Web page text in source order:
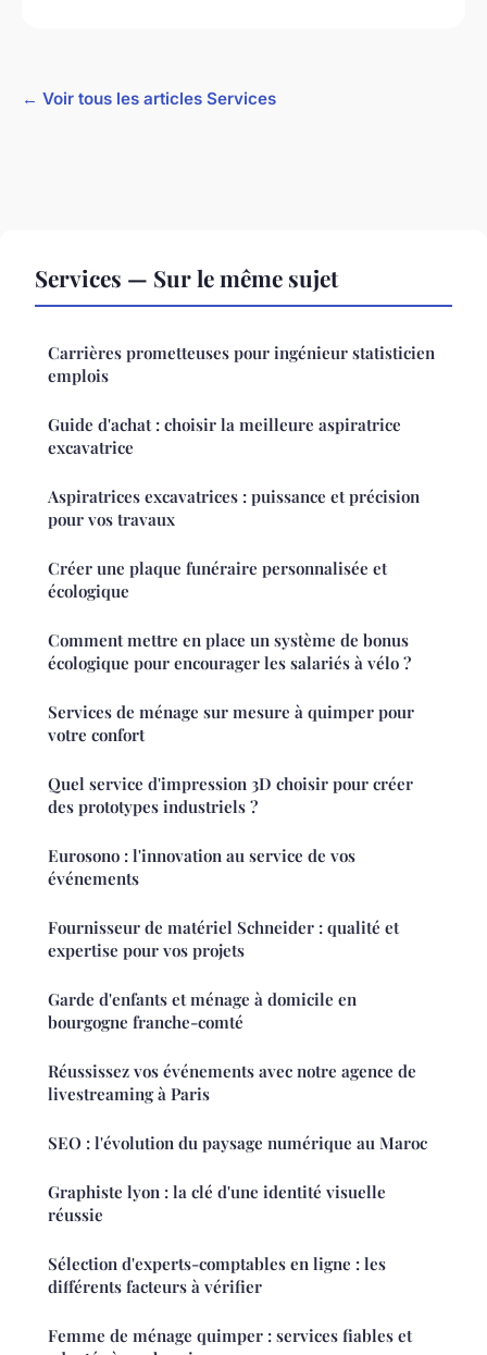
← Voir tous les articles Services
Services — Sur le même sujet
Carrières prometteuses pour ingénieur statisticien
emplois
Guide d'achat : choisir la meilleure aspiratrice
excavatrice
Aspiratrices excavatrices : puissance et précision
pour vos travaux
Créer une plaque funéraire personnalisée et
écologique
Comment mettre en place un système de bonus
écologique pour encourager les salariés à vélo ?
Services de ménage sur mesure à quimper pour
votre confort
Quel service d'impression 3D choisir pour créer
des prototypes industriels ?
Eurosono : l'innovation au service de vos
événements
Fournisseur de matériel Schneider : qualité et
expertise pour vos projets
Garde d'enfants et ménage à domicile en
bourgogne franche-comté
Réussissez vos événements avec notre agence de
livestreaming à Paris
SEO : l'évolution du paysage numérique au Maroc
Graphiste lyon : la clé d'une identité visuelle
réussie
Sélection d'experts-comptables en ligne : les
différents facteurs à vérifier
Femme de ménage quimper : services fiables et